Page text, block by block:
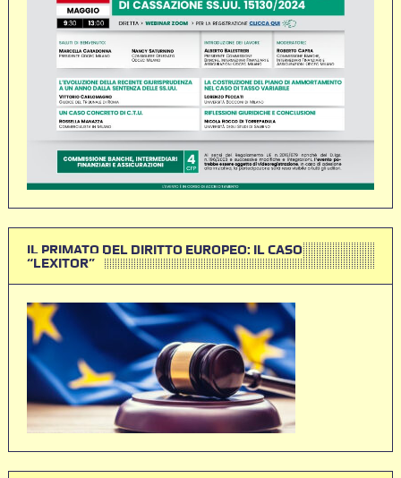
IL PRIMATO DEL DIRITTO EUROPEO: IL CASO
“LEXITOR”